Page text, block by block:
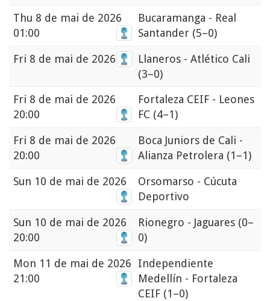
Thu 8 de mai de 2026
01:00
Bucaramanga - Real
Santander (5–0)
Fri 8 de mai de 2026
Llaneros - Atlético Cali
(3–0)
Fri 8 de mai de 2026
20:00
Fortaleza CEIF - Leones
FC (4–1)
Fri 8 de mai de 2026
20:00
Boca Juniors de Cali -
Alianza Petrolera (1–1)
Sun 10 de mai de 2026
Orsomarso - Cúcuta
Deportivo
Sun 10 de mai de 2026
20:00
Rionegro - Jaguares (0–
0)
Mon 11 de mai de 2026
21:00
Independiente
Medellín - Fortaleza
CEIF (1–0)